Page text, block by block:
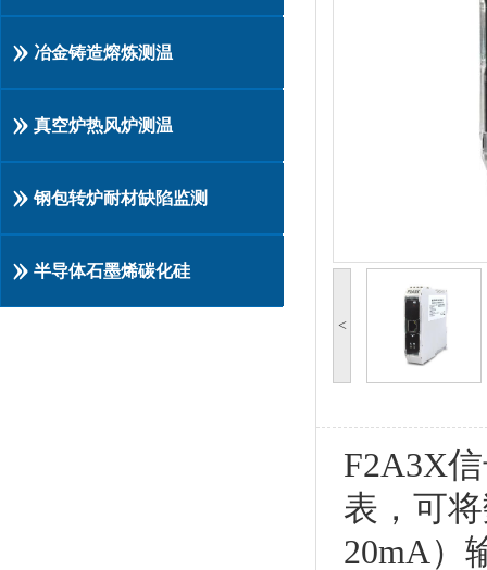
冶金铸造熔炼测温
真空炉热风炉测温
钢包转炉耐材缺陷监测
半导体石墨烯碳化硅
<
F2A3X
表，可
20mA）